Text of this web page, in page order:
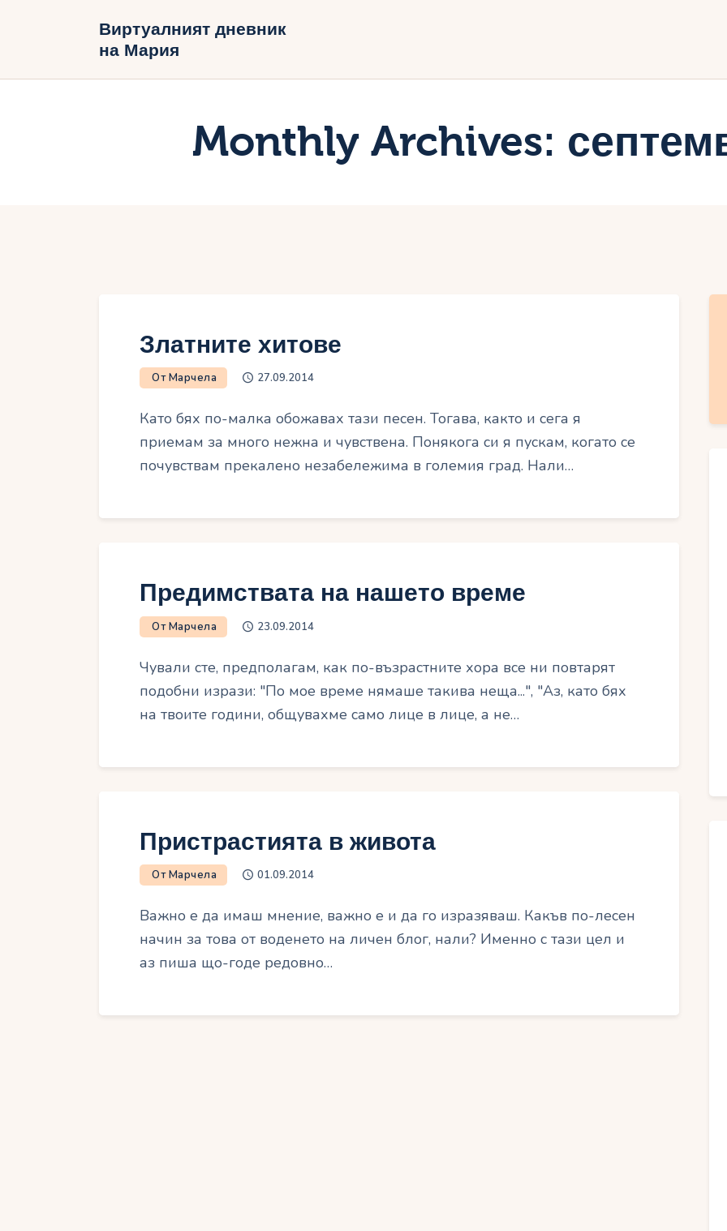
Виртуалният дневник
на Мария
Monthly Archives:
Виртуалният дневник на
Златните хитове
От Марчела 27.09.2014
Като бях по-малка обожавах тази песен. Тогава, както и сега я
приемам за много нежна и чувствена. Понякога си я пускам, когато се
почувствам прекалено незабележима в големия град. Нали…
Предимствата на нашето време
От Марчела 23.09.2014
Чували сте, предполагам, как по-възрастните хора все ни повтарят
подобни изрази: "По мое време нямаше такива неща...", "Аз, като бях
на твоите години, общувахме само лице в лице, а не…
Пристрастията в живота
От Марчела 01.09.2014
Важно е да имаш мнение, важно е и да го изразяваш. Какъв по-лесен
начин за това от воденето на личен блог, нали? Именно с тази цел и
аз пиша що-годе редовно…